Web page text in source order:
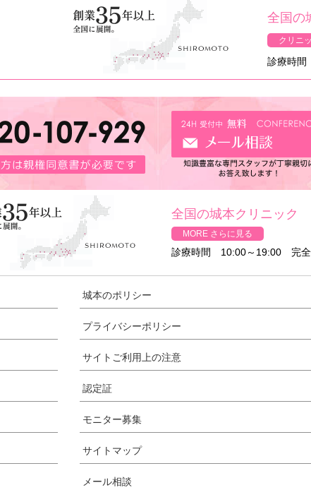
全国の
クリニ
診療時
全国の城本クリニック
MORE さらに見る
診療時間 10:00～19:00 完全
城本のポリシー
プライバシーポリシー
サイトご利用上の注意
認定証
モニター募集
サイトマップ
メール相談